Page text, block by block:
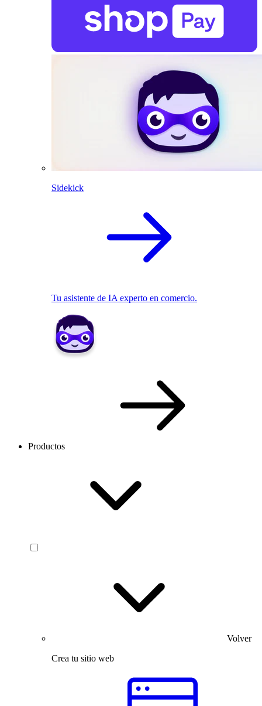
Sidekick
Tu asistente de IA experto en comercio.
Productos
Volver
Crea tu sitio web